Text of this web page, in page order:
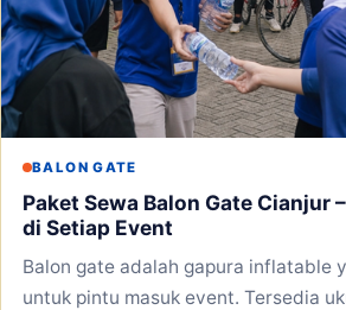
BALON GATE
Paket Sewa Balon Gate Cianjur
di Setiap Event
Balon gate adalah gapura inflatable
untuk pintu masuk event. Tersedia